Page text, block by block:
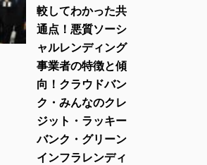
較してわかった共
通点！悪質ソーシ
ャルレンディング
事業者の特徴と傾
向！クラウドバン
ク・みんなのクレ
ジット・ラッキー
バンク・グリーン
インフラレンディ